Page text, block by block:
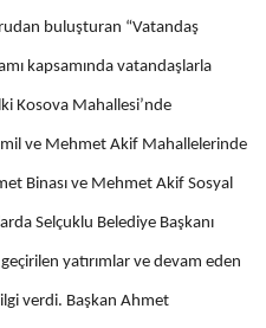
buluşturan “Vatandaş
kapsamında vatandaşlarla
Kosova Mahallesi’nde
ve Mehmet Akif Mahallelerinde
Binası ve Mehmet Akif Sosyal
Selçuklu Belediye Başkanı
yatırımlar ve devam eden
verdi. Başkan Ahmet